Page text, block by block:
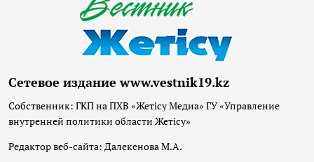
Сетевое издание www.vestnik19.kz
Собственник: ГКП на ПХВ «Жетісу Медиа» ГУ «Управление
внутренней политики области Жетісу»
Редактор веб-сайта: Далекенова М.А.